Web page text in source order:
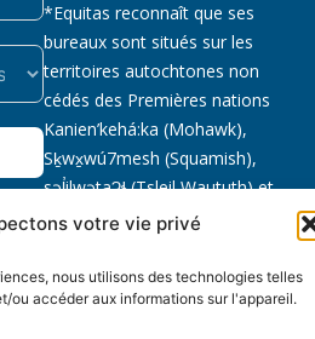
votre vie privé
nous utilisons des technologies telles
ou accéder aux informations sur l'appareil.
*Equitas reconnaît que ses
bureaux sont situés sur les
territoires autochtones non
cédés des Premières nations
Kanien’kehá:ka (Mohawk),
Sḵwx̱wú7mesh (Squamish),
səl̓ilwətaɁɬ (Tsleil Waututh) et
xwməθkwəy̓əm (Musqueam).
2026 © Equitas – Tous